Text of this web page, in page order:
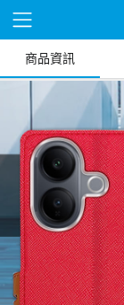
商品資訊